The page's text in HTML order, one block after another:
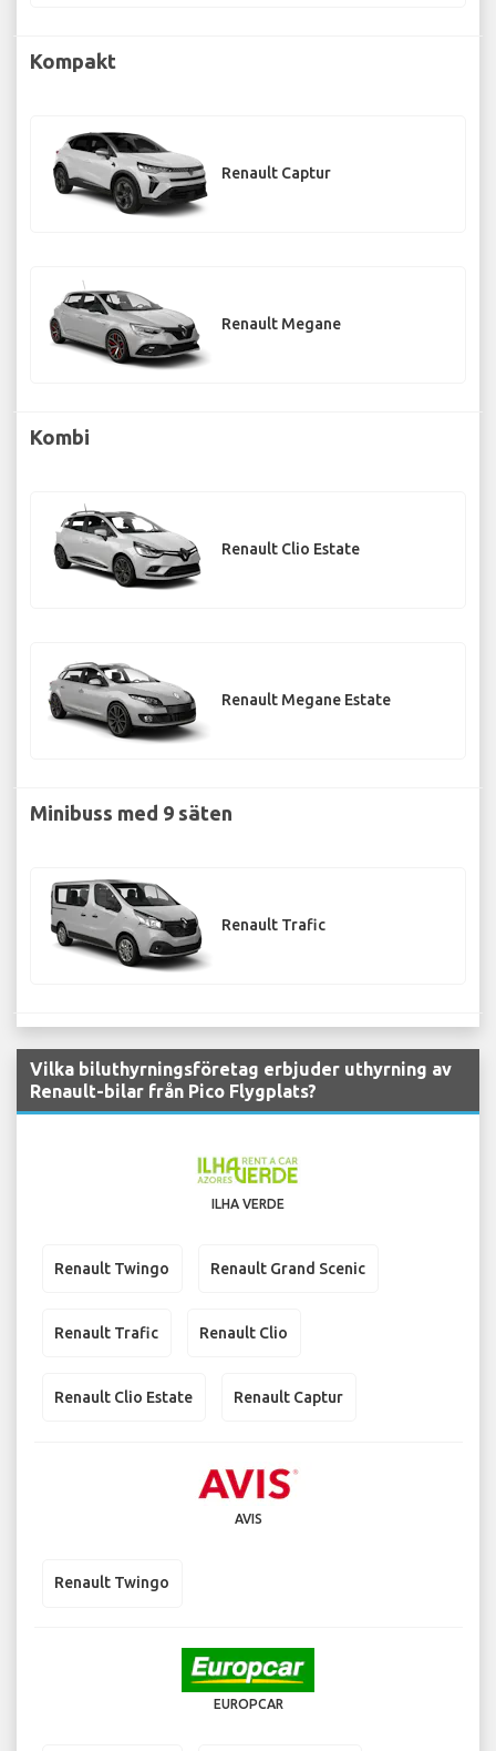
Kompakt
Renault Captur
Renault Megane
Kombi
Renault Clio Estate
Renault Megane Estate
Minibuss med 9 säten
Renault Trafic
Vilka biluthyrningsföretag erbjuder uthyrning av
Renault-bilar från Pico Flygplats?
ILHA VERDE
Renault Twingo Renault Grand Scenic
Renault Trafic Renault Clio
Renault Clio Estate Renault Captur
AVIS
Renault Twingo
EUROPCAR